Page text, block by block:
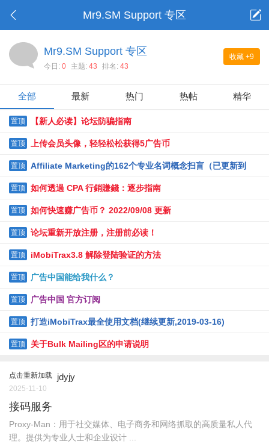
Mr9.SM Support 专区
收藏 +9
Mr9.SM Support 专区
今日: 0 主题: 43 排名: 43
全部 最新 热门 热帖 精华
置顶 【新人必读】论坛防骗指南
置顶 上传会员头像，轻轻松松获得5广告币
置顶 Affiliate Marketing的162个专业名词概念扫盲（已更新到
162个）
置顶 如何透過 CPA 行銷賺錢：逐步指南
置顶 如何快速赚广告币？ 2022/09/08 更新
置顶 论坛重新开放注册，注册前必读！
置顶 iMobiTrax3.8 解除登陆验证的方法
置顶 广告中国能给我什么？
置顶 广告中国 官方订阅
置顶 打造iMobiTrax最全使用文档(继续更新,2019-03-16)
置顶 关于Bulk Mailing区的申请说明
点击重新加载 jdyjy
2025-11-10
接码服务
Proxy-Man：用于社交媒体、电子商务和网络抓取的高质量私人代
理。提供为专业人士和企业设计 ...